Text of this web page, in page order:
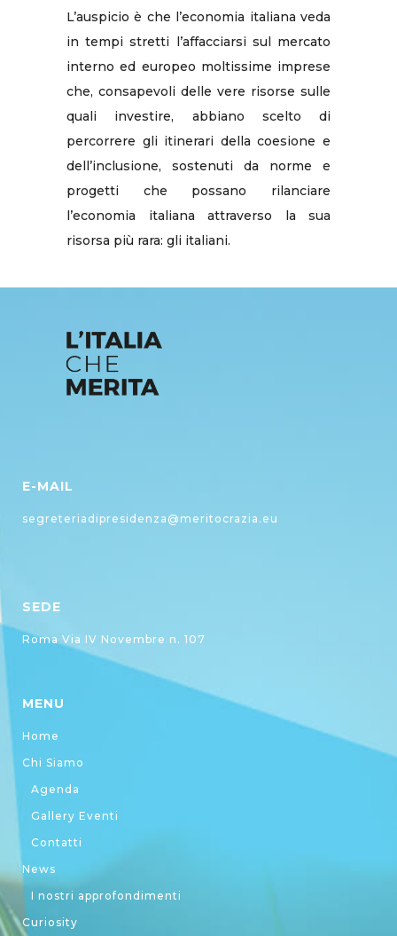
L’auspicio è che l’economia italiana veda
in tempi stretti l’affacciarsi sul mercato
interno ed europeo moltissime imprese
che, consapevoli delle vere risorse sulle
quali investire, abbiano scelto di
percorrere gli itinerari della coesione e
dell’inclusione, sostenuti da norme e
progetti che possano rilanciare
l’economia italiana attraverso la sua
risorsa più rara: gli italiani.
E-MAIL
segreteriadipresidenza@meritocrazia.eu
SEDE
Roma Via IV Novembre n. 107
MENU
Home
Chi Siamo
Agenda
Gallery Eventi
Contatti
News
I nostri approfondimenti
Curiosity